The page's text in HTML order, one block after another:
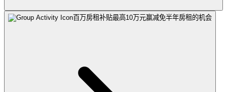
百万房租补贴最高10万元赢减免半年房租的机会